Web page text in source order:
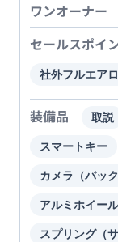
ワンオーナー
セールスポイ
社外フルエアロ
装備品 取説
スマートキー
カメラ（バック
アルミホイール
スプリング（